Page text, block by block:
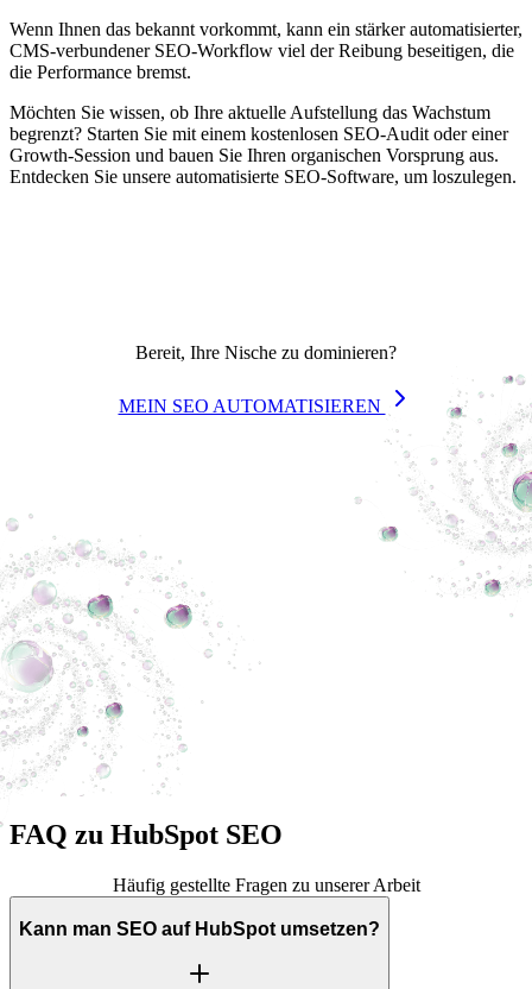
Wenn Ihnen das bekannt vorkommt, kann ein stärker automatisierter,
CMS-verbundener SEO-Workflow viel der Reibung beseitigen, die
die Performance bremst.
Möchten Sie wissen, ob Ihre aktuelle Aufstellung das Wachstum
begrenzt? Starten Sie mit einem kostenlosen SEO-Audit oder einer
Growth-Session und bauen Sie Ihren organischen Vorsprung aus.
Entdecken Sie unsere automatisierte SEO-Software, um loszulegen.
Bereit, Ihre Nische zu dominieren?
MEIN SEO AUTOMATISIEREN
FAQ zu HubSpot SEO
Häufig gestellte Fragen zu unserer Arbeit
Kann man SEO auf HubSpot umsetzen?